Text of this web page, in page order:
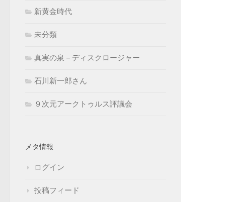
新黄金時代
未分類
真実の泉－ディスクロージャー
石川新一郎さん
９次元アークトゥルス評議会
メタ情報
ログイン
投稿フィード